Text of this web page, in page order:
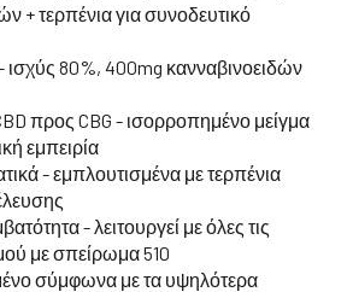
+ τερπένια για συνοδευτικό
80%, 400mg κανναβινοειδών
προς CBG - ισορροπημένο μείγμα
εμπειρία
- εμπλουτισμένα με τερπένια
- λειτουργεί με όλες τις
με σπείρωμα 510
σύμφωνα με τα υψηλότερα